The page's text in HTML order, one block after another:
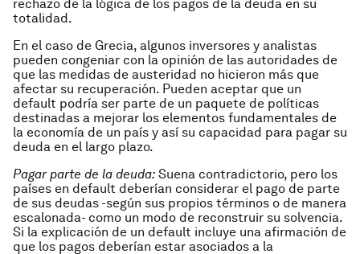
rechazo de la lógica de los pagos de la deuda en su
totalidad.
En el caso de Grecia, algunos inversores y analistas
pueden congeniar con la opinión de las autoridades de
que las medidas de austeridad no hicieron más que
afectar su recuperación. Pueden aceptar que un
default podría ser parte de un paquete de políticas
destinadas a mejorar los elementos fundamentales de
la economía de un país y así su capacidad para pagar su
deuda en el largo plazo.
Pagar parte de la deuda: Suena contradictorio, pero los
países en default deberían considerar el pago de parte
de sus deudas -según sus propios términos o de manera
escalonada- como un modo de reconstruir su solvencia.
Si la explicación de un default incluye una afirmación de
que los pagos deberían estar asociados a la